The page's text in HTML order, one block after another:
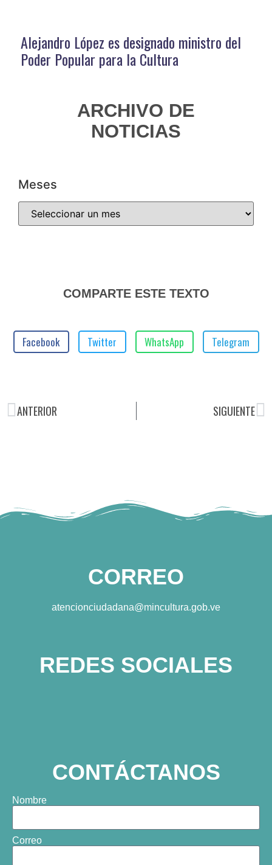
Alejandro López es designado ministro del
Poder Popular para la Cultura
ARCHIVO DE
NOTICIAS
Meses
COMPARTE ESTE TEXTO
Facebook Twitter WhatsApp Telegram
ANTERIOR SIGUIENTE
CORREO
atencionciudadana@mincultura.gob.ve
REDES SOCIALES
CONTÁCTANOS
Nombre
Correo